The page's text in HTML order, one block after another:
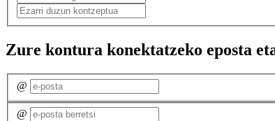
Zure kontura konektatzeko eposta
@
@